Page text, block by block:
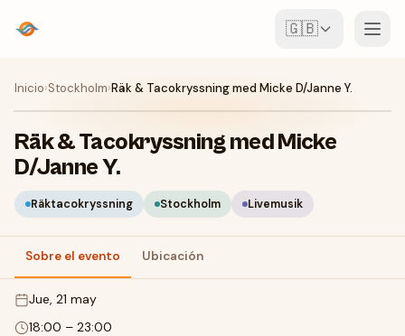
🇬🇧
Eventos
Mapa
Lugares
Para organizadores
Crear evento
Inicio›Stockholm›Räk & Tacokryssning med Micke D/Janne Y.
Räk & Tacokryssning med Micke
D/Janne Y.
Räktacokryssning Stockholm Livemusik
Sobre el evento Ubicación
jue, 21 may
18:00 – 23:00